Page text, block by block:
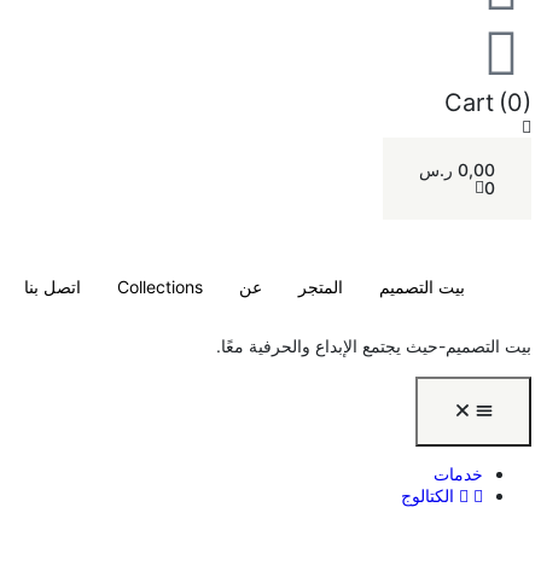
Cart (0)
0,00 ر.س
0
بيت التصميم المتجر عن Collections اتصل بنا
بيت التصميم-حيث يجتمع الإبداع والحرفية معًا.
خدمات
الكتالوج